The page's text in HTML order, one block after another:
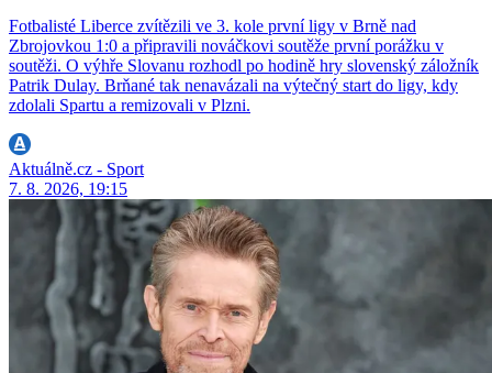
Fotbalisté Liberce zvítězili ve 3. kole první ligy v Brně nad
Zbrojovkou 1:0 a připravili nováčkovi soutěže první porážku v
soutěži. O výhře Slovanu rozhodl po hodině hry slovenský záložník
Patrik Dulay. Brňané tak nenavázali na výtečný start do ligy, kdy
zdolali Spartu a remizovali v Plzni.
Aktuálně.cz - Sport
7. 8. 2026, 19:15